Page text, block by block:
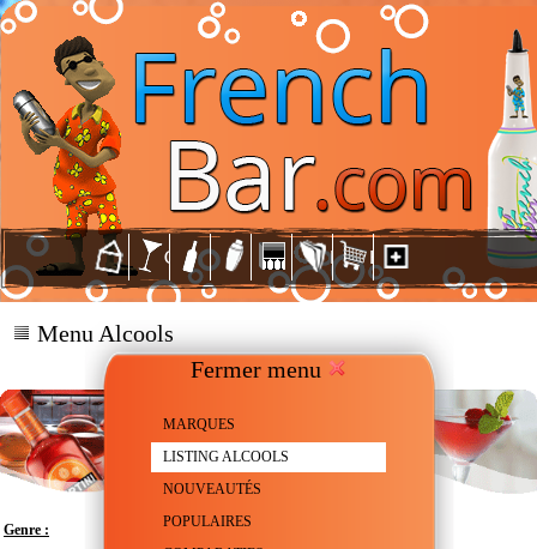
Fermer menu
MARQUES
LISTING ALCOOLS
NOUVEAUTÉS
POPULAIRES
Menu Alcools
Genre : Vermouth à l'Orange sanguine